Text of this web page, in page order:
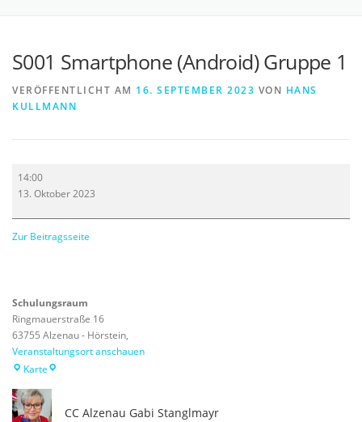
S001 Smartphone (Android) Gruppe 1
VERÖFFENTLICHT AM 16. SEPTEMBER 2023 VON HANS
KULLMANN
S001
Smartphone
Gruppe
1
14:00
13. Oktober 2023
Zur Beitragsseite
Schulungsraum
Ringmauerstraße 16
63755 Alzenau - Hörstein,
Veranstaltungsort anschauen
KarteSchulungsraum
CC Alzenau Gabi Stanglmayr